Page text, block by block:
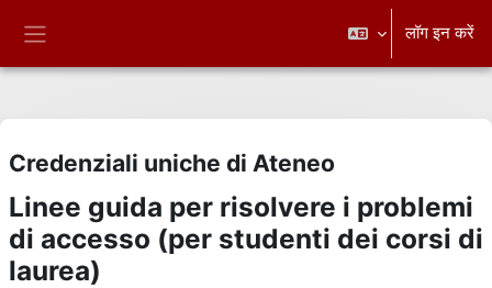
लॉग इन करें
Credenziali uniche di Ateneo
Linee guida per risolvere i problemi
di accesso (per studenti dei corsi di
laurea)